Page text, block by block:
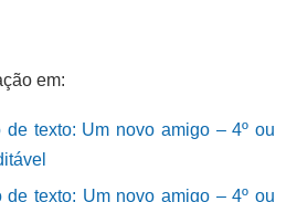
em:
de texto: Um novo amigo – 4º ou
de texto: Um novo amigo – 4º ou